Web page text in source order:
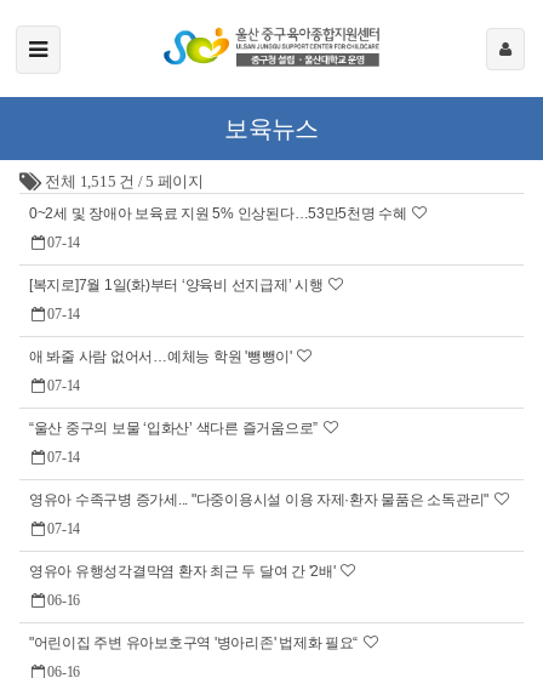
보육뉴스
전체 1,515 건 /5 페이지
0~2세 및 장애아 보육료 지원 5% 인상된다…53만5천명 수혜
07-14
[복지로]7월 1일(화)부터 ‘양육비 선지급제’ 시행
07-14
애 봐줄 사람 없어서…예체능 학원 '뺑뺑이'
07-14
“울산 중구의 보물 ‘입화산’ 색다른 즐거움으로”
07-14
영유아 수족구병 증가세... "다중이용시설 이용 자제·환자 물품은 소독관리"
07-14
영유아 유행성각결막염 환자 최근 두 달여 간 '2배'
06-16
"어린이집 주변 유아보호구역 '병아리존' 법제화 필요“
06-16